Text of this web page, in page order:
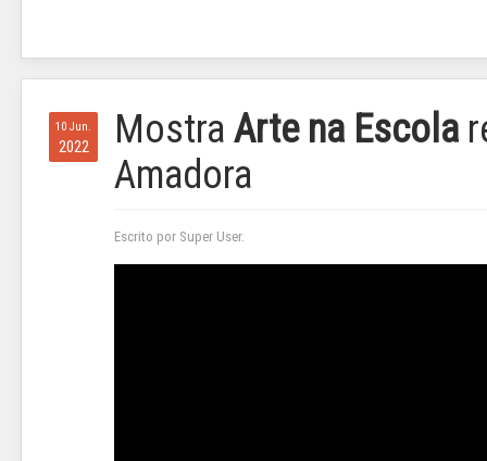
10 Jun.
2022 Mostra Arte na Escola
Amadora
Escrito por Super User.